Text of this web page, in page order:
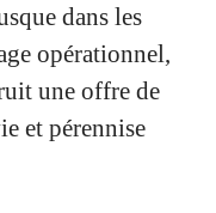
dans les
opérationnel,
une offre de
et pérennise